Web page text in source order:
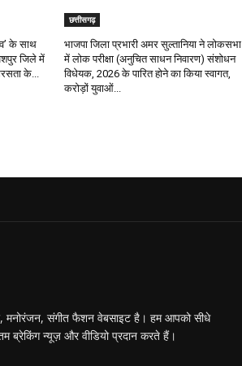
के साथ
जिले में
के...
छत्तीसगढ़
भाजपा जिला प्रभारी अमर सुल्तानिया ने लोकसभा
में लोक परीक्षा (अनुचित साधन निवारण) संशोधन
विधेयक, 2026 के पारित होने का किया स्वागत,
करोड़ों युवाओं...
मनोरंजन, संगीत फैशन वेबसाइट है। हम आपको सीधे
ब्रेकिंग न्यूज़ और वीडियो प्रदान करते हैं।